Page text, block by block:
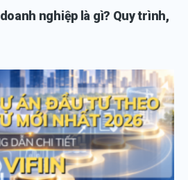
nghiệp là gì? Quy trình,